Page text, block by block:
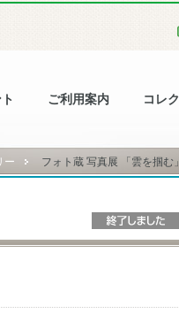
ご利用案内 コレ
ー フォト蔵 写真展 「雲を掴む」